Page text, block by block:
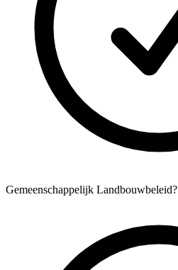
Gemeenschappelijk Landbouwbeleid?